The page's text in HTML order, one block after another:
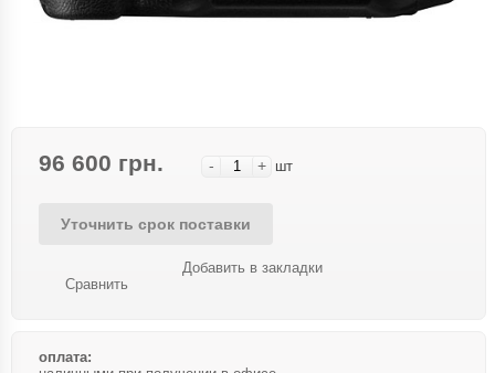
96 600 грн. - + шт
Уточнить срок поставки
Сравнить
Добавить в закладки
оплата: